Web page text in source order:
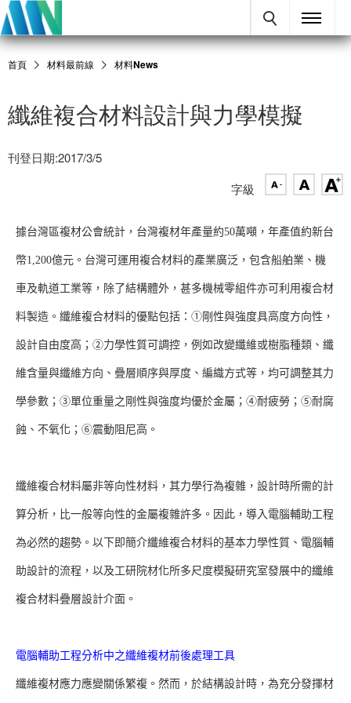
首頁 材料最前線 材料News
纖維複合材料設計與力學模擬
刊登日期:2017/3/5
字級
據台灣區複材公會統計，台灣複材年產量約50萬噸，年產值約新台
幣1,200億元。台灣可運用複合材料的產業廣泛，包含船舶業、機
車及軌道工業等，除了結構體外，甚多機械零組件亦可利用複合材
料製造。纖維複合材料的優點包括：①剛性與強度具高度方向性，
設計自由度高；②力學性質可調控，例如改變纖維或樹脂種類、纖
維含量與纖維方向、疊層順序與厚度、編織方式等，均可調整其力
學參數；③單位重量之剛性與強度均優於金屬；④耐疲勞；⑤耐腐
蝕、不氧化；⑥震動阻尼高。
纖維複合材料屬非等向性材料，其力學行為複雜，設計時所需的計
算分析，比一般等向性的金屬複雜許多。因此，導入電腦輔助工程
為必然的趨勢。以下即簡介纖維複合材料的基本力學性質、電腦輔
助設計的流程，以及工研院材化所多尺度模擬研究室發展中的纖維
複合材料疊層設計介面。
電腦輔助工程分析中之纖維複材前後處理工具
纖維複材應力應變關係繁複。然而，於結構設計時，為充分發揮材